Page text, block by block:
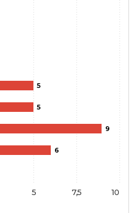
5
5
9
6
10
5 7,5